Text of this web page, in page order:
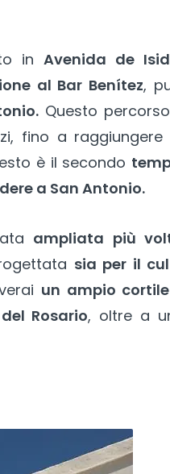
inAvenida de
al Bar Benítez,
Questo
fino a raggiungere
è il secondo
a San Antonio.
ampliata più
sia per il
un ampio cortile
Rosario, oltre a